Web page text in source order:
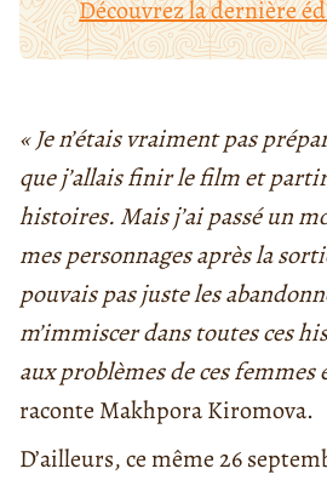
Découvrez la dernière
« Je n’étais vraiment pas
que j’allais finir le film et
histoires. Mais j’ai passé un
mes personnages après la
pouvais pas juste les
m’immiscer dans toutes ces
aux problèmes de ces femmes
raconte Makhpora Kiromova.
D’ailleurs, ce même 26